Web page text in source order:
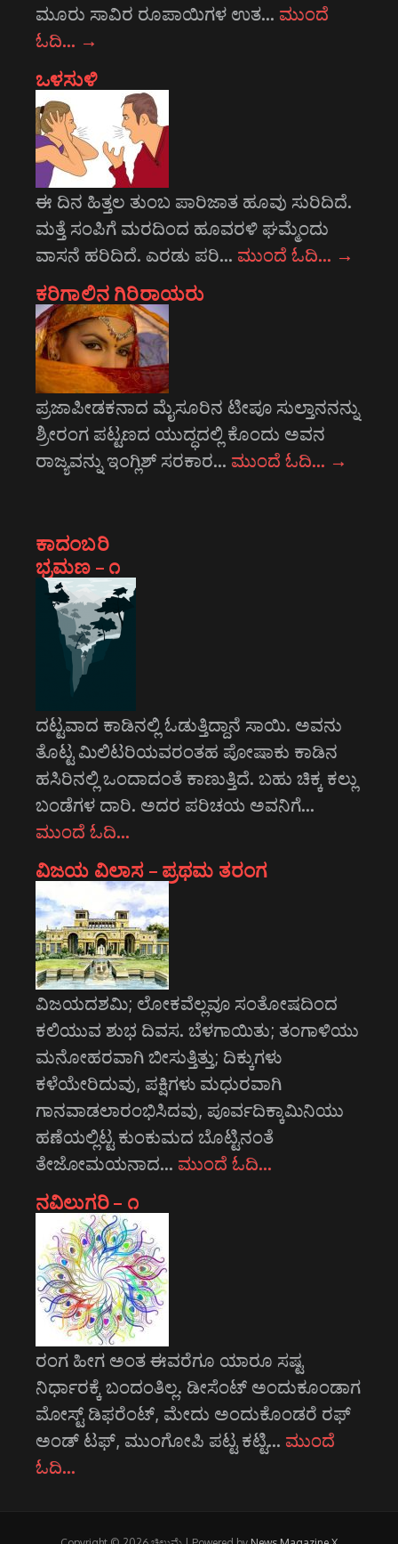
ಮೂರು ಸಾವಿರ ರೂಪಾಯಿಗಳ ಉತ… ಮುಂದೆ
ಓದಿ… →
ಒಳಸುಳಿ
ಈ ದಿನ ಹಿತ್ತಲ ತುಂಬ ಪಾರಿಜಾತ ಹೂವು ಸುರಿದಿದೆ.
ಮತ್ತೆ ಸಂಪಿಗೆ ಮರದಿಂದ ಹೂವರಳಿ ಘಮ್ಮೆಂದು
ವಾಸನೆ ಹರಿದಿದೆ. ಎರಡು ಪರಿ… ಮುಂದೆ ಓದಿ… →
ಕರಿಗಾಲಿನ ಗಿರಿರಾಯರು
ಪ್ರಜಾಪೀಡಕನಾದ ಮೈಸೂರಿನ ಟೀಪೂ ಸುಲ್ತಾನನನ್ನು
ಶ್ರೀರಂಗ ಪಟ್ಟಣದ ಯುದ್ಧದಲ್ಲಿ ಕೊಂದು ಅವನ
ರಾಜ್ಯವನ್ನು ಇಂಗ್ಲಿಶ್ ಸರಕಾರ… ಮುಂದೆ ಓದಿ… →
ಕಾದಂಬರಿ
ಭ್ರಮಣ – ೧
ದಟ್ಟವಾದ ಕಾಡಿನಲ್ಲಿ ಓಡುತ್ತಿದ್ದಾನೆ ಸಾಯಿ. ಅವನು
ತೊಟ್ಟ ಮಿಲಿಟರಿಯವರಂತಹ ಪೋಷಾಕು ಕಾಡಿನ
ಹಸಿರಿನಲ್ಲಿ ಒಂದಾದಂತೆ ಕಾಣುತ್ತಿದೆ. ಬಹು ಚಿಕ್ಕ ಕಲ್ಲು
ಬಂಡೆಗಳ ದಾರಿ. ಅದರ ಪರಿಚಯ ಅವನಿಗೆ…
ಮುಂದೆ ಓದಿ…
ವಿಜಯ ವಿಲಾಸ – ಪ್ರಥಮ ತರಂಗ
ವಿಜಯದಶಮಿ; ಲೋಕವೆಲ್ಲವೂ ಸಂತೋಷದಿಂದ
ಕಲಿಯುವ ಶುಭ ದಿವಸ. ಬೆಳಗಾಯಿತು; ತಂಗಾಳಿಯು
ಮನೋಹರವಾಗಿ ಬೀಸುತ್ತಿತ್ತು; ದಿಕ್ಕುಗಳು
ಕಳೆಯೇರಿದುವು, ಪಕ್ಷಿಗಳು ಮಧುರವಾಗಿ
ಗಾನವಾಡಲಾರಂಭಿಸಿದವು, ಪೂರ್ವದಿಕ್ಕಾಮಿನಿಯು
ಹಣೆಯಲ್ಲಿಟ್ಟ ಕುಂಕುಮದ ಬೊಟ್ಟಿನಂತೆ
ತೇಜೋಮಯನಾದ… ಮುಂದೆ ಓದಿ…
ನವಿಲುಗರಿ – ೧
ರಂಗ ಹೀಗ ಅಂತ ಈವರೆಗೂ ಯಾರೂ ಸಷ್ಟ
ನಿರ್ಧಾರಕ್ಕೆ ಬಂದಂತಿಲ್ಲ. ಡೀಸೆಂಟ್ ಅಂದುಕೂಂಡಾಗ
ಮೋಸ್ಟ್‌ ಡಿಫರೆಂಟ್‌, ಮೇದು ಅಂದುಕೊಂಡರೆ ರಫ್
ಅಂಡ್ ಟಫ್, ಮುಂಗೋಪಿ ಪಟ್ಟ ಕಟ್ಟಿ… ಮುಂದೆ
ಓದಿ…